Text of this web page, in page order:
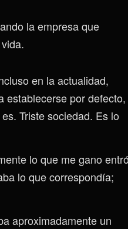
la empresa que
en la actualidad,
establecerse por defecto,
Triste sociedad. Es lo
lo que me gano entró
lo que correspondía;
aproximadamente un